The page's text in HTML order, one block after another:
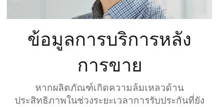
ข้อมูลการบริการหลัง
การขาย
หากผลิตภัณฑ์เกิดความล้มเหลวด้าน
ประสิทธิภาพในช่วงระยะเวลาการรับประกันที่ยัง